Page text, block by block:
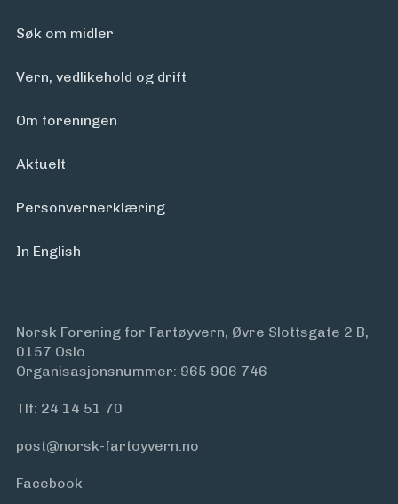
Søk om midler
Vern, vedlikehold og drift
Om foreningen
Aktuelt
Personvern­erklæring
In English
Norsk Forening for Fartøyvern, Øvre Slottsgate 2 B,
0157 Oslo
Organisasjonsnummer: 965 906 746
Tlf: 24 14 51 70
post@norsk-fartoyvern.no
Facebook